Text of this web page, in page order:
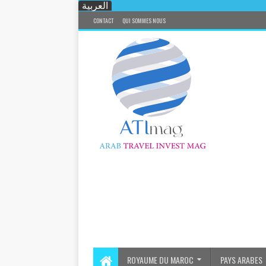
العربية
CONTACT QUI SOMMES NOUS
ROYAUME DU MAROC PAYS ARABES